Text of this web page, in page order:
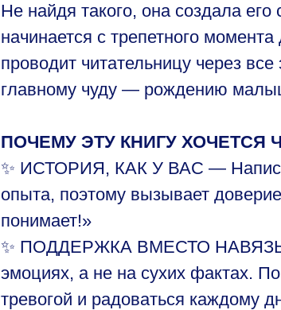
Не найдя такого, она создала
начинается с трепетного
проводит читательницу через
главному чуду — рождению
ПОЧЕМУ ЭТУ КНИГУ ХОЧЕТСЯ
✨ ИСТОРИЯ, КАК У ВАС —
опыта, поэтому вызывает
понимает!»
✨ ПОДДЕРЖКА ВМЕСТО
эмоциях, а не на сухих фактах.
тревогой и радоваться каждому